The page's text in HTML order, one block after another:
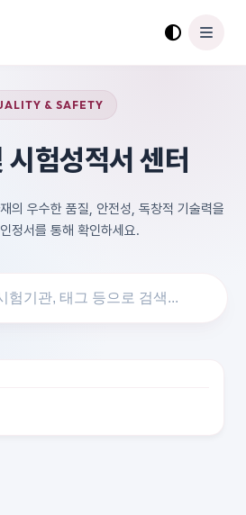
& SAFETY
시험성적서 센터
의 우수한 품질, 안전성, 독창적 기술력을
정서를 통해 확인하세요.